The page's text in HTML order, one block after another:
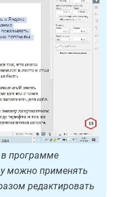
в программе
можно применять
редактировать